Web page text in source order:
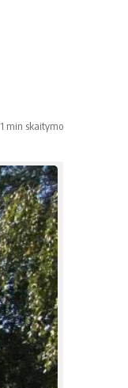
1 min skaitymo